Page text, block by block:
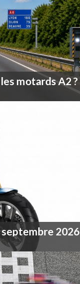
les motardsA2?
septembre 2026